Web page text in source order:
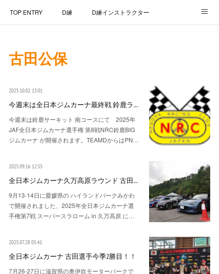
TOP ENTRY D練 D練インストラクター
CONTACT
古田公保
2025.10.02 13:01
今週末は全日本ジムカーナ最終戦 鈴鹿ラ…
今週末は鈴鹿サーキット 南コースにて 2025年
JAF全日本ジムカーナ選手権 第8戦NRC鈴鹿BIG
ジムカーナ が開催されます。TEAMDからはPN…
2025.09.16 12:55
全日本ジムカーナ久万高原ラウンド 古田…
9月13-14日に愛媛県の ハイランドパークみかわ
で開催されました、2025年全日本ジムカーナ選
手権第7戦 スーパースラローム in 久万高原 に…
2025.07.28 05:41
全日本ジムカーナ 古田選手今季2勝目！！
7月26-27日に滋賀県の奥伊吹モーターパークで